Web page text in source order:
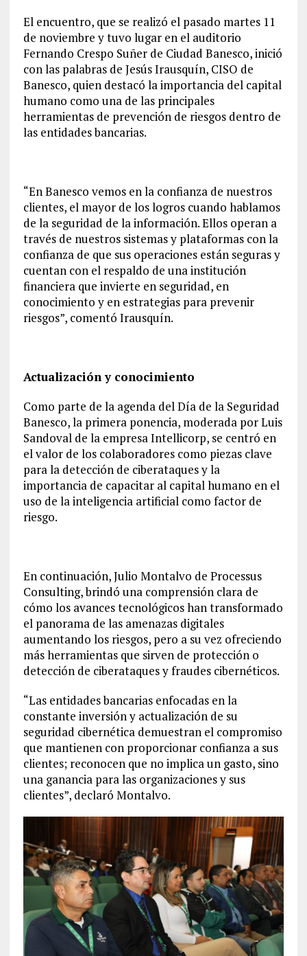
El encuentro, que se realizó el pasado martes 11
de noviembre y tuvo lugar en el auditorio
Fernando Crespo Suñer de Ciudad Banesco, inició
con las palabras de Jesús Irausquín, CISO de
Banesco, quien destacó la importancia del capital
humano como una de las principales
herramientas de prevención de riesgos dentro de
las entidades bancarias.
“En Banesco vemos en la confianza de nuestros
clientes, el mayor de los logros cuando hablamos
de la seguridad de la información. Ellos operan a
través de nuestros sistemas y plataformas con la
confianza de que sus operaciones están seguras y
cuentan con el respaldo de una institución
financiera que invierte en seguridad, en
conocimiento y en estrategias para prevenir
riesgos”, comentó Irausquín.
Actualización y conocimiento
Como parte de la agenda del Día de la Seguridad
Banesco, la primera ponencia, moderada por Luis
Sandoval de la empresa Intellicorp, se centró en
el valor de los colaboradores como piezas clave
para la detección de ciberataques y la
importancia de capacitar al capital humano en el
uso de la inteligencia artificial como factor de
riesgo.
En continuación, Julio Montalvo de Processus
Consulting, brindó una comprensión clara de
cómo los avances tecnológicos han transformado
el panorama de las amenazas digitales
aumentando los riesgos, pero a su vez ofreciendo
más herramientas que sirven de protección o
detección de ciberataques y fraudes cibernéticos.
“Las entidades bancarias enfocadas en la
constante inversión y actualización de su
seguridad cibernética demuestran el compromiso
que mantienen con proporcionar confianza a sus
clientes; reconocen que no implica un gasto, sino
una ganancia para las organizaciones y sus
clientes”, declaró Montalvo.